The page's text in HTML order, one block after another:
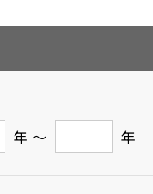
年 〜 年